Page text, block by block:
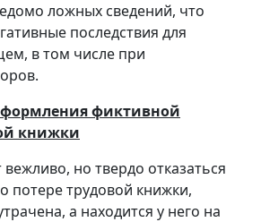
ложных сведений, что
последствия для
в том числе при
фиктивной
книжки
вежливо, но твердо отказаться
потере трудовой книжки,
а находится у него на